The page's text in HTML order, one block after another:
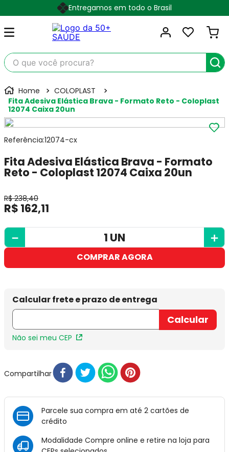
Entregamos em todo o Brasil
O que você procura?
COLOPLAST
Fita Adesiva Elástica Brava - Formato Reto - Coloplast
12074 Caixa 20un
Referência:12074-cx
Fita Adesiva Elástica Brava - Formato
Reto - Coloplast 12074 Caixa 20un
R$ 238,40
R$ 162,11
＋
－
COMPRAR AGORA
Não sei meu CEP
Compartilhar
Parcele sua compra em até 2 cartões de
crédito
Modalidade Compre online e retire na loja para